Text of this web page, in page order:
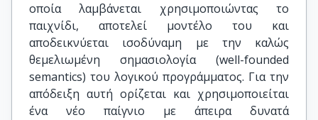
οποία λαμβάνεται χρησιμοποιώντας το
παιχνίδι, αποτελεί μοντέλο του και
αποδεικνύεται ισοδύναμη με την καλώς
θεμελιωμένη σημασιολογία (well-founded
semantics) του λογικού προγράμματος. Για την
απόδειξη αυτή ορίζεται και χρησιμοποιείται
ένα νέο παίγνιο με άπειρα δυνατά